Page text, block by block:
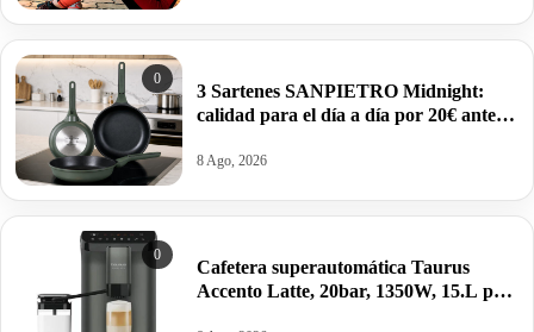
0
3 Sartenes SANPIETRO Midnight:
calidad para el día a día por 20€ antes
8 Ago, 2026
0
Cafetera superautomática Taurus
Accento Latte, 20bar, 1350W, 15.L por